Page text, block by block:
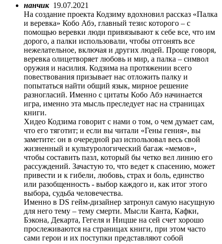
нанчик 19.07.2021
На создание проекта Кодзиму вдохновил рассказ «Палка
и веревка» Кобо Абэ, главный тезис которого – с
помощью веревки люди привязывают к себе все, что им
дорого, а палки использовали, чтобы отгонять все
нежелательное, включая и других людей. Проще говоря,
веревка олицетворяет любовь и мир, а палка – символ
оружия и насилия. Кодзима на протяжении всего
повествования призывает нас отложить палку и
попытаться найти общий язык, мирное решение
разногласий. Именно с цитаты Кобо Абэ начинается
игра, именно эта мысль преследует нас на страницах
книги.
Хидео Кодзима говорит с нами о том, о чем думает сам,
что его тяготит; и если вы читали «Гены гения», вы
заметите: он в очередной раз использовал весь свой
жизненный и культурологический багаж «мемов»,
чтобы составить пазл, который бы четко вел линию его
рассуждений. Зачастую то, что ведет к спасению, может
привести и к гибели, любовь, страх и боль, единство
или разобщенность - выбор каждого и, как итог этого
выбора, судьба человечества.
Именно в DS гейм-дизайнер затронул самую насущную
для него тему – тему смерти. Мысли Канта, Кафки,
Бэкона, Декарта, Гегеля и Ницше на сей счет хорошо
прослеживаются на страницах книги, при этом часто
сами герои и их поступки представляют собой